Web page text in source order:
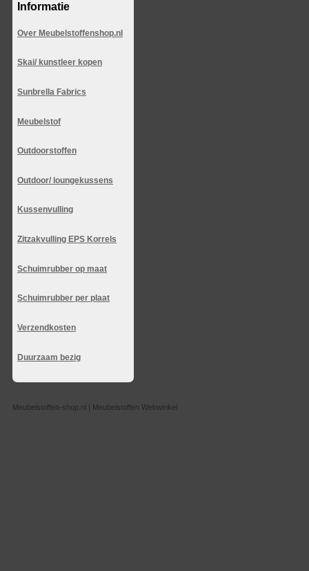
Informatie
Over Meubelstoffenshop.nl
Skai/ kunstleer kopen
Sunbrella Fabrics
Meubelstof
Outdoorstoffen
Outdoor/ loungekussens
Kussenvulling
Zitzakvulling EPS Korrels
Schuimrubber op maat
Schuimrubber per plaat
Verzendkosten
Duurzaam bezig
Meubelstoffen-shop.nl | Meubelstoffen Webwinkel